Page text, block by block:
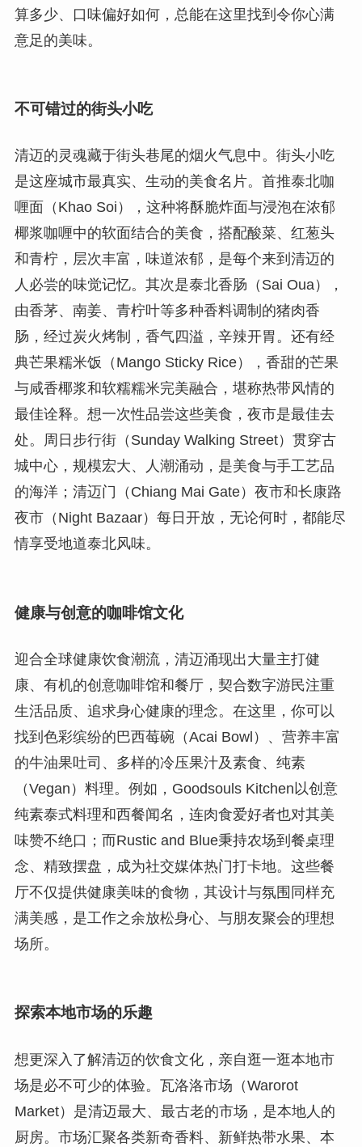
算多少、口味偏好如何，总能在这里找到令你心满
意足的美味。
不可错过的街头小吃
清迈的灵魂藏于街头巷尾的烟火气息中。街头小吃
是这座城市最真实、生动的美食名片。首推泰北咖
喱面（Khao Soi），这种将酥脆炸面与浸泡在浓郁
椰浆咖喱中的软面结合的美食，搭配酸菜、红葱头
和青柠，层次丰富，味道浓郁，是每个来到清迈的
人必尝的味觉记忆。其次是泰北香肠（Sai Oua），
由香茅、南姜、青柠叶等多种香料调制的猪肉香
肠，经过炭火烤制，香气四溢，辛辣开胃。还有经
典芒果糯米饭（Mango Sticky Rice），香甜的芒果
与咸香椰浆和软糯糯米完美融合，堪称热带风情的
最佳诠释。想一次性品尝这些美食，夜市是最佳去
处。周日步行街（Sunday Walking Street）贯穿古
城中心，规模宏大、人潮涌动，是美食与手工艺品
的海洋；清迈门（Chiang Mai Gate）夜市和长康路
夜市（Night Bazaar）每日开放，无论何时，都能尽
情享受地道泰北风味。
健康与创意的咖啡馆文化
迎合全球健康饮食潮流，清迈涌现出大量主打健
康、有机的创意咖啡馆和餐厅，契合数字游民注重
生活品质、追求身心健康的理念。在这里，你可以
找到色彩缤纷的巴西莓碗（Acai Bowl）、营养丰富
的牛油果吐司、多样的冷压果汁及素食、纯素
（Vegan）料理。例如，Goodsouls Kitchen以创意
纯素泰式料理和西餐闻名，连肉食爱好者也对其美
味赞不绝口；而Rustic and Blue秉持农场到餐桌理
念、精致摆盘，成为社交媒体热门打卡地。这些餐
厅不仅提供健康美味的食物，其设计与氛围同样充
满美感，是工作之余放松身心、与朋友聚会的理想
场所。
探索本地市场的乐趣
想更深入了解清迈的饮食文化，亲自逛一逛本地市
场是必不可少的体验。瓦洛洛市场（Warorot
Market）是清迈最大、最古老的市场，是本地人的
厨房。市场汇聚各类新奇香料、新鲜热带水果、本